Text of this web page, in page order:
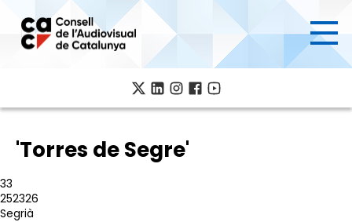
main
content
'Torres de Segre'
33
252326
Segrià